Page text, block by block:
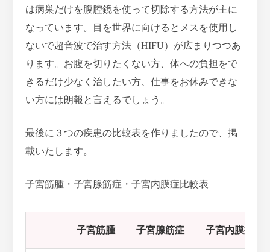
は病巣だけを腹腔鏡を使って切除する方法が主に
なっています。目を世界に向けるとメスを使用し
ないで超音波で治す方法（HIFU）が広まりつつあ
ります。お腹を切りたくない方、体への負担をで
きるだけ少なく治したい方、仕事をお休みできな
い方には朗報と言えるでしょう。
最後に３つの疾患の比較表を作りましたので、掲
載いたします。
子宮筋腫・子宮腺筋症・子宮内膜症比較表
子宮筋腫 子宮腺筋症 子宮内膜症